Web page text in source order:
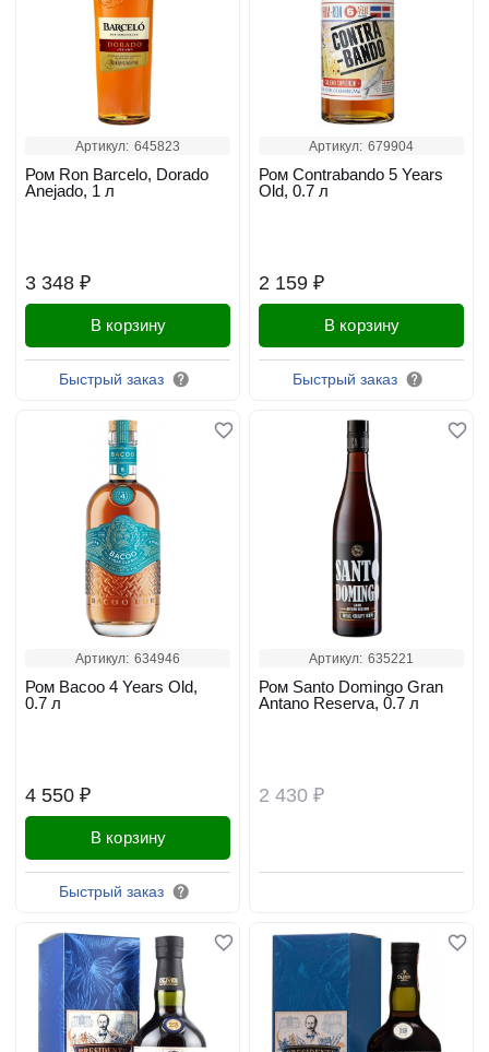
Артикул: 645823
3 348 ₽
Ром Ron Barcelo, Dorado
Anejado, 1 л
В корзину
Быстрый заказ
Артикул: 679904
2 159 ₽
Ром Contrabando 5 Years
Old, 0.7 л
В корзину
Быстрый заказ
Артикул: 634946
4 550 ₽
Ром Bacoo 4 Years Old,
0.7 л
В корзину
Быстрый заказ
Артикул: 635221
2 430 ₽
Ром Santo Domingo Gran
Antano Reserva, 0.7 л